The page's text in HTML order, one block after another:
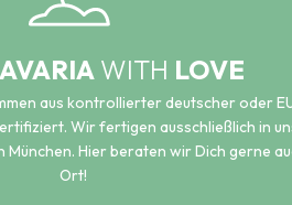
WITH LOVE
aus kontrollierter deutscher oder
Wir fertigen ausschließlich in
Hier beraten wir Dich gerne
Ort!